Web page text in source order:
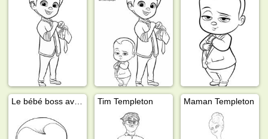
Tim Templeton Maman Templeton